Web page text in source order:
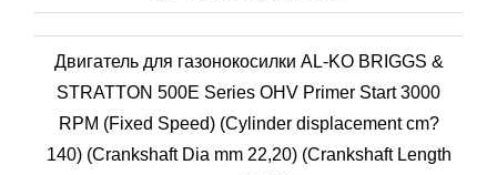
Двигатель для газонокосилки AL-KO BRIGGS &
STRATTON 500E Series OHV Primer Start 3000
RPM (Fixed Speed) (Cylinder displacement cm?
140) (Crankshaft Dia mm 22,20) (Crankshaft Length